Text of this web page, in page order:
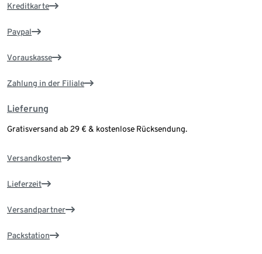
Kreditkarte
Paypal
Vorauskasse
Zahlung in der Filiale
Lieferung
Gratisversand ab 29 € & kostenlose Rücksendung.
Versandkosten
Lieferzeit
Versandpartner
Packstation